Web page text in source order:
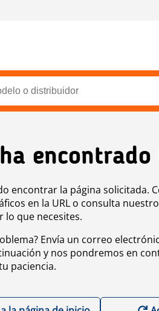
encontrar la página solicitada.
en la URL o consulta
lo que necesites.
Envía un correo
y nos pondremos en
paciencia.